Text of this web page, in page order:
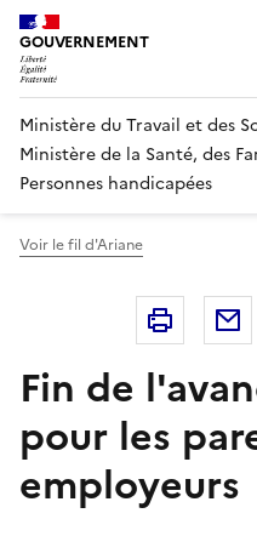
Panneau de gestion des
GOUVERNEMENT
Ministère du Travail et des
Ministère de la Santé, des
Personnes handicapées
Voir le fil d'Ariane
Imprimer
Fin de
pour les
employeurs